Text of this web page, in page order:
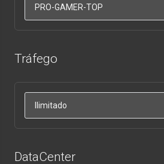
Tráfego
DataCenter